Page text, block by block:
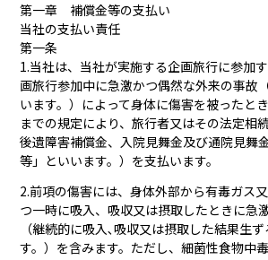
第一章 補償金等の支払い
当社の支払い責任
第一条
1.当社は、当社が実施する企画旅行に参加
画旅行参加中に急激かつ偶然な外来の事故
います。）によって身体に傷害を被ったと
までの規定により、旅行者又はその法定相
後遺障害補償金、入院見舞金及び通院見舞
等」といいます。）を支払います。
2.前項の傷害には、身体外部から有毒ガス
つ一時に吸入、吸収又は摂取したときに急
（継続的に吸入､吸収又は摂取した結果生
す。）を含みます。ただし、細菌性食物中